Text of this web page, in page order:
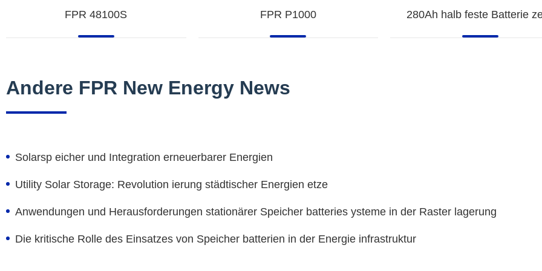
FPR 48100S FPR P1000 280Ah halb feste Batterie
Andere FPR New Energy News
Solarsp eicher und Integration erneuerbarer Energien
Utility Solar Storage: Revolution ierung städtischer Energien etze
Anwendungen und Herausforderungen stationärer Speicher batteries ysteme in der Raster lagerung
Die kritische Rolle des Einsatzes von Speicher batterien in der Energie infrastruktur